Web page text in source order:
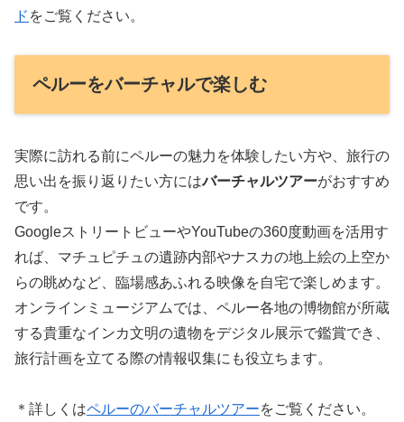
ド をご覧ください。
ペルーをバーチャルで楽しむ
実際に訪れる前にペルーの魅力を体験したい方や、旅行の
思い出を振り返りたい方にはバーチャルツアーがおすすめ
です。
GoogleストリートビューやYouTubeの360度動画を活用す
れば、マチュピチュの遺跡内部やナスカの地上絵の上空か
らの眺めなど、臨場感あふれる映像を自宅で楽しめます。
オンラインミュージアムでは、ペルー各地の博物館が所蔵
する貴重なインカ文明の遺物をデジタル展示で鑑賞でき、
旅行計画を立てる際の情報収集にも役立ちます。
＊詳しくはペルーのバーチャルツアーをご覧ください。